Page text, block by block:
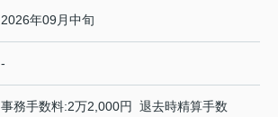
2026年09月中旬
-
事務手数料:2万2,000円 退去時精算手数